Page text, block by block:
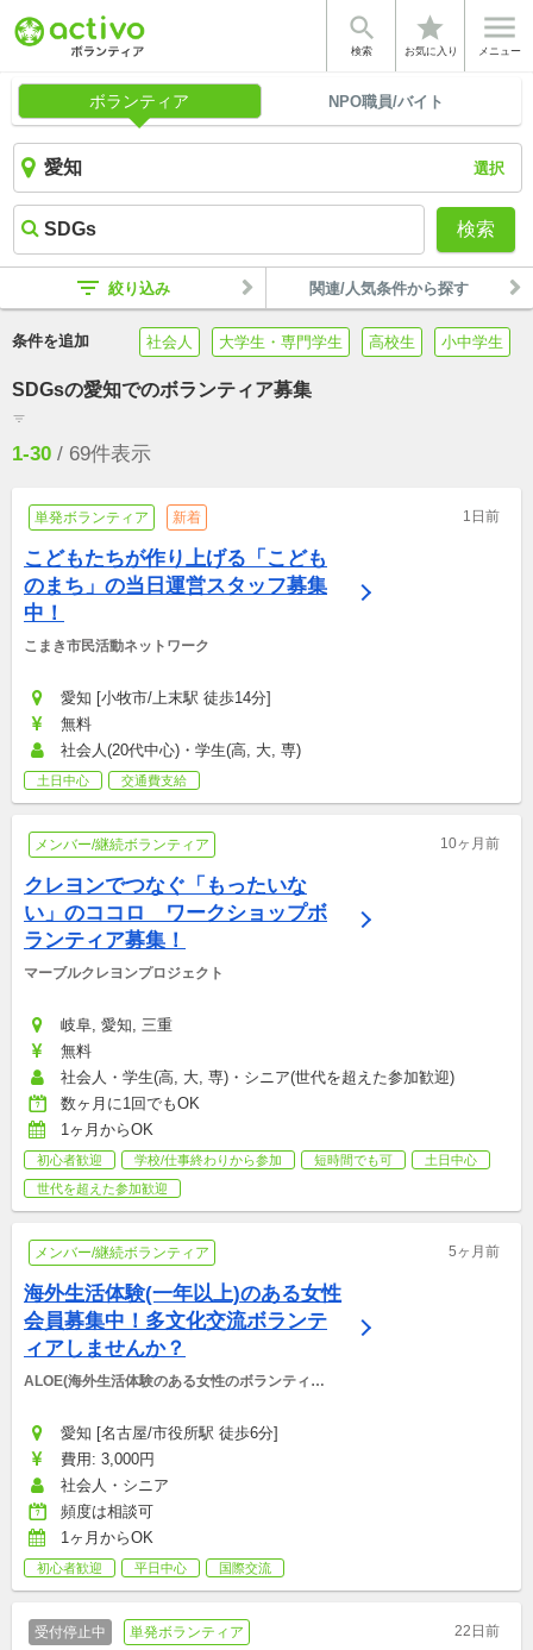

検索
star
お気に入り

メニュー
ボランティア NPO職員/バイト
選択
検索
filter_list 絞り込み 関連/人気条件から探す
条件を追加 社会人 大学生・専門学生 高校生 小中学生
SDGsの愛知でのボランティア募集
filter_list
1-30 / 69件表示
単発ボランティア 新着 1日前
こどもたちが作り上げる「こども
のまち」の当日運営スタッフ募集
中！
こまき市民活動ネットワーク
愛知 [小牧市/上末駅 徒歩14分]
無料
社会人(20代中心)・学生(高, 大, 専)
土日中心 交通費支給
メンバー/継続ボランティア 10ヶ月前
クレヨンでつなぐ「もったいな
い」のココロ　ワークショップボ
ランティア募集！
マーブルクレヨンプロジェクト
岐阜, 愛知, 三重
無料
社会人・学生(高, 大, 専)・シニア(世代を超えた参加歓迎)
数ヶ月に1回でもOK
1ヶ月からOK
初心者歓迎 学校/仕事終わりから参加 短時間でも可
土日中心
世代を超えた参加歓迎
メンバー/継続ボランティア 5ヶ月前
海外生活体験(一年以上)のある女性
会員募集中！多文化交流ボランテ
ィアしませんか？
ALOE(海外生活体験のある女性のボランティア
愛知 [名古屋/市役所駅 徒歩6分]
費用: 3,000円
社会人・シニア
頻度は相談可
1ヶ月からOK
初心者歓迎 平日中心 国際交流
受付停止中 単発ボランティア 22日前